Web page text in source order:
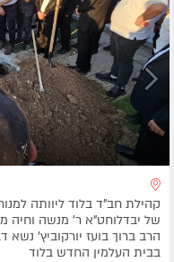
של יבדלוחט"א ר' מנשה וחיה
הרב ברוך בועז יורקוביץ'
בבית העלמין החדש בלוד